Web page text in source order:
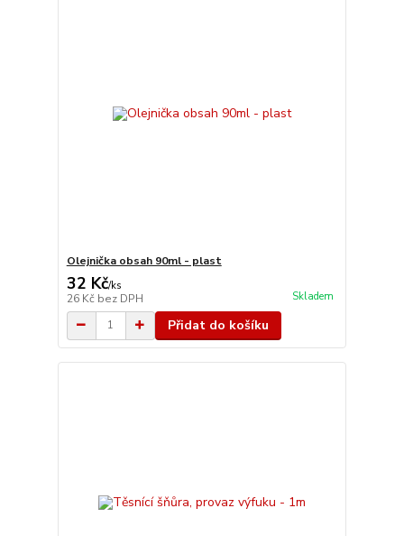
Olejnička obsah 90ml - plast
32 Kč/ks
26 Kč bez DPH Skladem
Přidat do košíku